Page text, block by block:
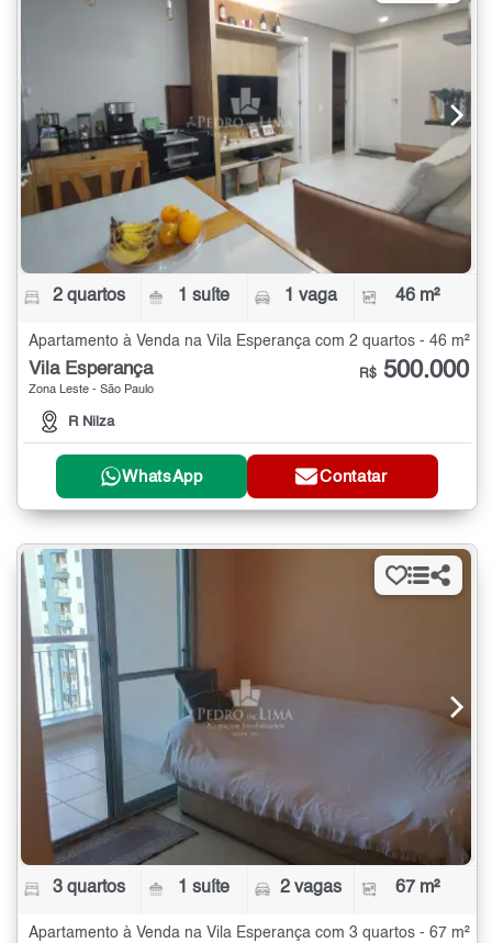
2 quartos 1 suíte 1 vaga 46 m²
Apartamento à Venda na Vila Esperança com 2 quartos - 46 m²
Vila Esperança
Zona Leste - São Paulo
R Nilza
R$ 500.000
WhatsApp Contatar
3 quartos 1 suíte 2 vagas 67 m²
Apartamento à Venda na Vila Esperança com 3 quartos - 67 m²